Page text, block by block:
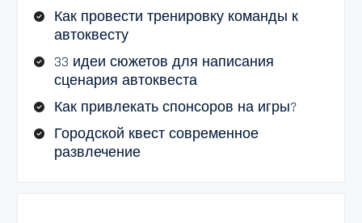
Как провести тренировку команды к
автоквесту
33 идеи сюжетов для написания
сценария автоквеста
Как привлекать спонсоров на игры?
Городской квест современное
развлечение